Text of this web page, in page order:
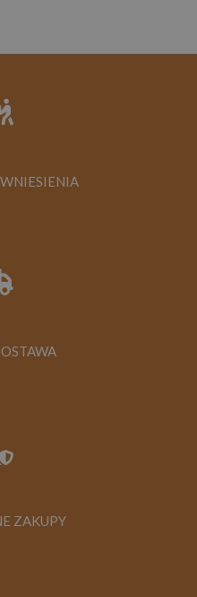
ZAKUPY